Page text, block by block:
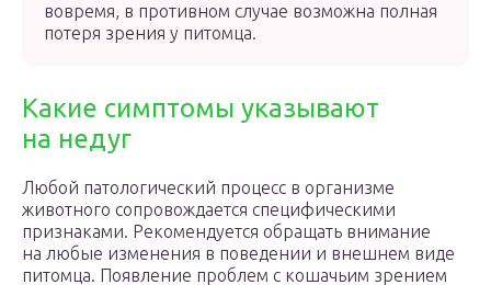
вовремя, в противном случае возможна полная
потеря зрения у питомца.
Какие симптомы указывают
на недуг
Любой патологический процесс в организме
животного сопровождается специфическими
признаками. Рекомендуется обращать внимание
на любые изменения в поведении и внешнем виде
питомца. Появление проблем с кошачьим зрением